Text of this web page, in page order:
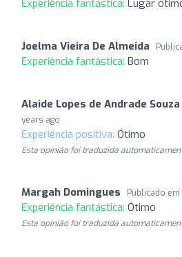
Experiência fantástica: Lugar
Joelma Vieira De Almeida
Experiência fantástica: Bom
Alaide Lopes de Andrade Souza
years ago
Experiência positiva: Ótimo
Esta opinião foi traduzida
Margah Domingues Publicado em
Experiência fantástica: Ótimo
Esta opinião foi traduzida